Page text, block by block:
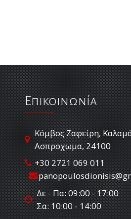
Επικοινωνία
Κόμβος Ζαφείρη,
Ασπροχωμα, 24100
+30 2721 069 011
Δε - Πα: 09:00 - 17:00
Σα: 10:00 - 14:00